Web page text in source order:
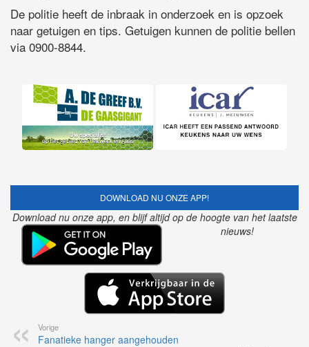
De politie heeft de inbraak in onderzoek en is opzoek
naar getuigen en tips. Getuigen kunnen de politie bellen
via 0900-8844.
DOWNLOAD NU ONZE APP!
Download nu onze app, en blijf altijd op de hoogte van het laatste
nieuws!
Vorige
Fanatieke hanger aangehouden